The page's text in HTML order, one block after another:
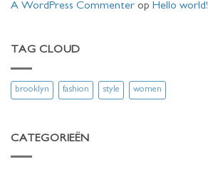
A WordPress Commenter op Hello world!
TAG CLOUD
brooklyn fashion style women
CATEGORIEËN